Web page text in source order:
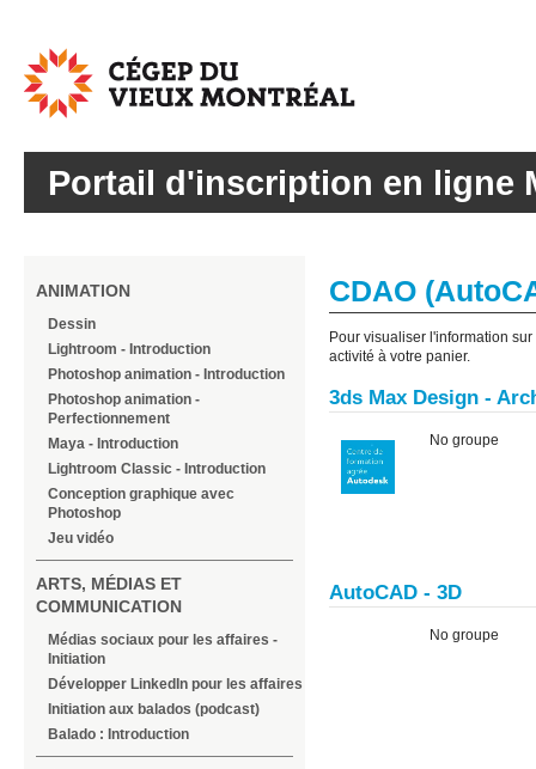
Cégep
du
Vieux
Montréal
Portail d'inscription en ligne
ANIMATION
Dessin
Lightroom - Introduction
Photoshop animation - Introduction
Photoshop animation -
Perfectionnement
Maya - Introduction
Lightroom Classic - Introduction
Conception graphique avec
Photoshop
Jeu vidéo
ARTS, MÉDIAS ET
COMMUNICATION
Médias sociaux pour les affaires -
Initiation
Développer LinkedIn pour les affaires
Initiation aux balados (podcast)
Balado : Introduction
CDAO
Pour visualiser l'information
activité à votre panier.
3ds Max Design -
No groupe
AutoCAD - 3D
No groupe